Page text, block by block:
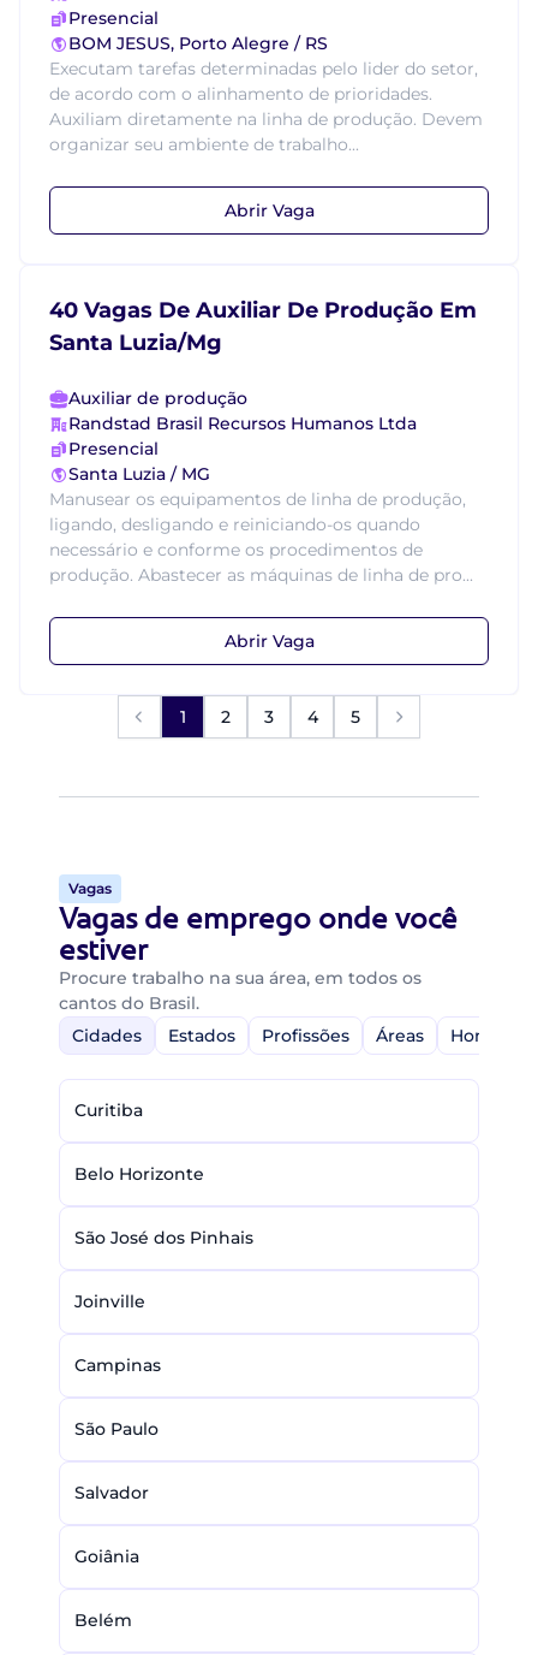
Presencial
BOM JESUS, Porto Alegre / RS
Executam tarefas determinadas pelo lider do setor,
de acordo com o alinhamento de prioridades.
Auxiliam diretamente na linha de produção. Devem
organizar seu ambiente de trabalho...
Abrir Vaga
40 Vagas De Auxiliar De Produção Em
Santa Luzia/Mg
Auxiliar de produção
Randstad Brasil Recursos Humanos Ltda
Presencial
Santa Luzia / MG
Manusear os equipamentos de linha de produção,
ligando, desligando e reiniciando-os quando
necessário e conforme os procedimentos de
produção. Abastecer as máquinas de linha de pro...
Abrir Vaga
1 2 3 4 5
Vagas
Vagas de emprego onde você
estiver
Procure trabalho na sua área, em todos os
cantos do Brasil.
Cidades
Estados Profissões Áreas Home-
Curitiba
Belo Horizonte
São José dos Pinhais
Joinville
Campinas
São Paulo
Salvador
Goiânia
Belém